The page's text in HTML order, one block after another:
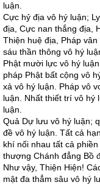
luận.
Cực hỷ địa vô hý luận;
địa, Cực nan thắng địa,
Thiện huệ địa, Pháp vân
sáu thần thông vô hý
Phật mười lực vô hý
pháp Phật bất cộng vô
xả vô hý luận. Pháp vô
luận. Nhất thiết trí vô
luận.
Quả Dự lưu vô hý luận;
đề vô hý luận. Tất cả
khí nối nhau tất cả
thượng Chánh đẳng Bồ
Như vậy, Thiện Hiện!
mật đa thẳm sâu vô hý